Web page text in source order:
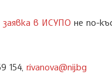
заявка в ИСУПО не по-
154, r.ivanova@nij.bg